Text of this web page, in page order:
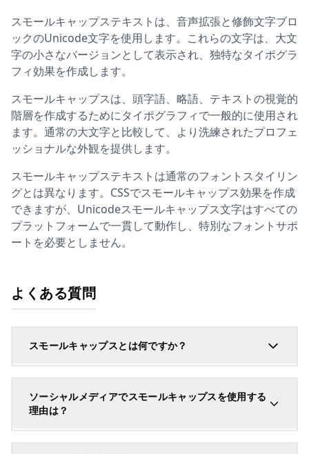
スモールキャップステキストは、音声拡張と修飾文字ブロ
ックのUnicode文字を使用します。これらの文字は、大文
字の小さなバージョンとして表示され、独特なタイポグラ
フィ効果を作成します。
スモールキャップスは、頭字語、略語、テキストの視覚的
階層を作成するためにタイポグラフィで一般的に使用され
ます。通常の大文字と比較して、より洗練されたプロフェ
ッショナルな外観を提供します。
スモールキャップステキストは通常のフォントスタイリン
グとは異なります。CSSでスモールキャップス効果を作成
できますが、Unicodeスモールキャップス文字はすべての
プラットフォームで一貫して動作し、特別なフォントサポ
ートを必要としません。
よくある質問
スモールキャップスとは何ですか？
ソーシャルメディアでスモールキャップスを使用する
理由は？